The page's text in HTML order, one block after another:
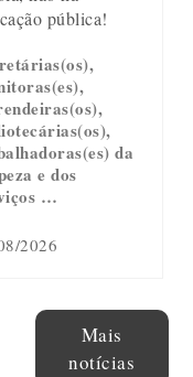
pública!
da
e dos
…
2026
Mais
notícias